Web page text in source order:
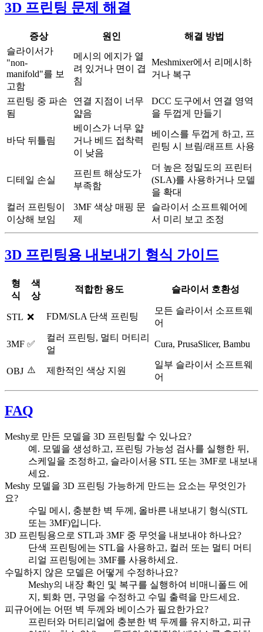
3D 프린팅 문제 해결
증상 원인
해결 방법
슬라이서가
"non-
manifold"를 보
고함
메시의 에지가 열
려 있거나 면이 겹
침
Meshmixer에서 리메시하
거나 복구
프린팅 중 파손
됨
연결 지점이 너무
얇음
DCC 도구에서 연결 영역
을 두껍게 만들기
바닥 뒤틀림
베이스가 너무 얇
거나 베드 접착력
이 낮음
베이스를 두껍게 하고, 프
린팅 시 브림/래프트 사용
디테일 손실
프린트 해상도가
부족함
더 높은 정밀도의 프린터
(SLA)를 사용하거나 모델
을 확대
컬러 프린팅이
이상해 보임
3MF 색상 매핑 문
제
슬라이서 소프트웨어에
서 미리 보고 조정
3D 프린팅용 내보내기 형식 가이드
형
식
색
상
적합한 용도 슬라이서 호환성
STL ❌ FDM/SLA 단색 프린팅
모든 슬라이서 소프트웨
어
3MF ✅
컬러 프린팅, 멀티 머티리
얼
Cura, PrusaSlicer, Bambu
OBJ ⚠️ 제한적인 색상 지원
일부 슬라이서 소프트웨
어
FAQ
Meshy로 만든 모델을 3D 프린팅할 수 있나요?
예. 모델을 생성하고, 프린팅 가능성 검사를 실행한 뒤,
스케일을 조정하고, 슬라이서용 STL 또는 3MF로 내보내
세요.
Meshy 모델을 3D 프린팅 가능하게 만드는 요소는 무엇인가
요?
수밀 메시, 충분한 벽 두께, 올바른 내보내기 형식(STL
또는 3MF)입니다.
3D 프린팅용으로 STL과 3MF 중 무엇을 내보내야 하나요?
단색 프린팅에는 STL을 사용하고, 컬러 또는 멀티 머티
리얼 프린팅에는 3MF를 사용하세요.
수밀하지 않은 모델은 어떻게 수정하나요?
Meshy의 내장 확인 및 복구를 실행하여 비매니폴드 에
지, 퇴화 면, 구멍을 수정하고 수밀 출력을 만드세요.
피규어에는 어떤 벽 두께와 베이스가 필요한가요?
프린터와 머티리얼에 충분한 벽 두께를 유지하고, 피규